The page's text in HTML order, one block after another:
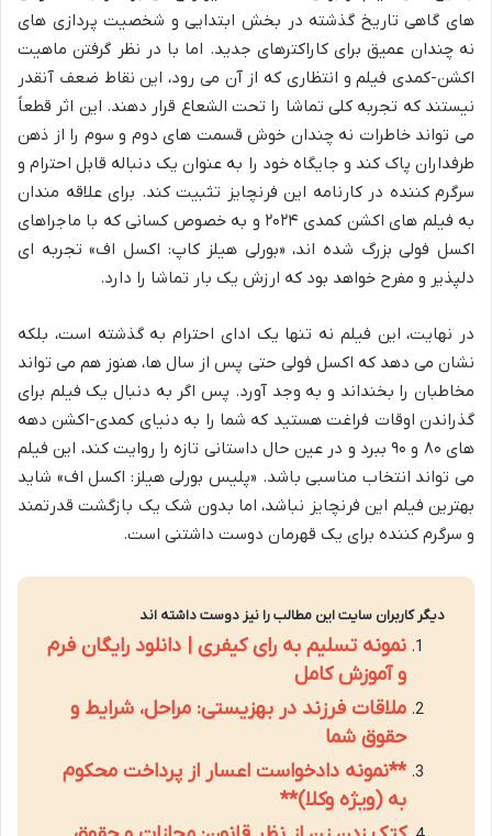
های گاهی تاریخ گذشته در بخش ابتدایی و شخصیت پردازی های
نه چندان عمیق برای کاراکترهای جدید. اما با در نظر گرفتن ماهیت
اکشن-کمدی فیلم و انتظاری که از آن می رود، این نقاط ضعف آنقدر
نیستند که تجربه کلی تماشا را تحت الشعاع قرار دهند. این اثر قطعاً
می تواند خاطرات نه چندان خوش قسمت های دوم و سوم را از ذهن
طرفداران پاک کند و جایگاه خود را به عنوان یک دنباله قابل احترام و
سرگرم کننده در کارنامه این فرنچایز تثبیت کند. برای علاقه مندان
به فیلم های اکشن کمدی ۲۰۲۴ و به خصوص کسانی که با ماجراهای
اکسل فولی بزرگ شده اند، «بورلی هیلز کاپ: اکسل اف» تجربه ای
دلپذیر و مفرح خواهد بود که ارزش یک بار تماشا را دارد.
در نهایت، این فیلم نه تنها یک ادای احترام به گذشته است، بلکه
نشان می دهد که اکسل فولی حتی پس از سال ها، هنوز هم می تواند
مخاطبان را بخنداند و به وجد آورد. پس اگر به دنبال یک فیلم برای
گذراندن اوقات فراغت هستید که شما را به دنیای کمدی-اکشن دهه
های ۸۰ و ۹۰ ببرد و در عین حال داستانی تازه را روایت کند، این فیلم
می تواند انتخاب مناسبی باشد. «پلیس بورلی هیلز: اکسل اف» شاید
بهترین فیلم این فرنچایز نباشد، اما بدون شک یک بازگشت قدرتمند
و سرگرم کننده برای یک قهرمان دوست داشتنی است.
دیگر کاربران سایت این مطالب را نیز دوست داشته اند
نمونه تسلیم به رای کیفری | دانلود رایگان فرم
و آموزش کامل
ملاقات فرزند در بهزیستی: مراحل، شرایط و
حقوق شما
**نمونه دادخواست اعسار از پرداخت محکوم
به (ویژه وکلا)**